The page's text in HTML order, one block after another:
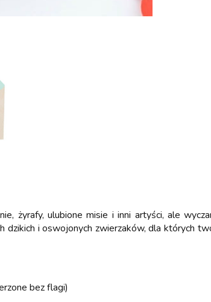
żyrafy, ulubione misie i inni artyści, ale
i oswojonych zwierzaków, dla których
bez flagi)